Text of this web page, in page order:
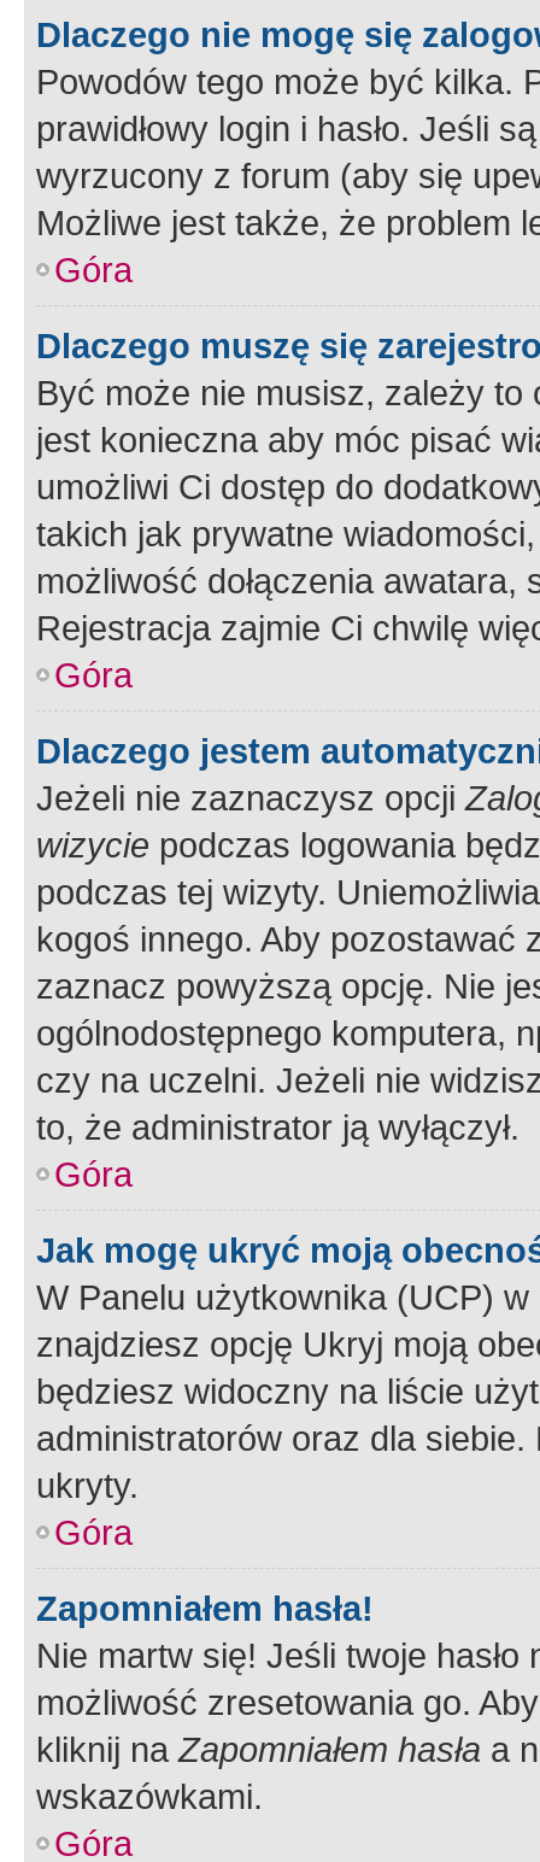
Dlaczego nie mogę się
Powodów tego może być kilka.
prawidłowy login i hasło. Jeśli
wyrzucony z forum (aby się
Możliwe jest także, że problem
Góra
Dlaczego muszę się
Być może nie musisz, zależy
jest konieczna aby móc pisać
umożliwi Ci dostęp do
takich jak prywatne
możliwość dołączenia
Rejestracja zajmie Ci chwilę
Góra
Dlaczego jestem
Jeżeli nie zaznaczysz opcji
wizycie podczas logowania
podczas tej wizyty.
kogoś innego. Aby pozostawać
zaznacz powyższą opcję. Nie
ogólnodostępnego komputera,
czy na uczelni. Jeżeli nie
to, że administrator ją wyłączył.
Góra
Jak mogę ukryć moją
W Panelu użytkownika (UCP) w
znajdziesz opcję Ukryj moją
będziesz widoczny na liście
administratorów oraz dla
ukryty.
Góra
Zapomniałem hasła!
Nie martw się! Jeśli twoje
możliwość zresetowania go.
kliknij naZapomniałem hasła a
wskazówkami.
Góra